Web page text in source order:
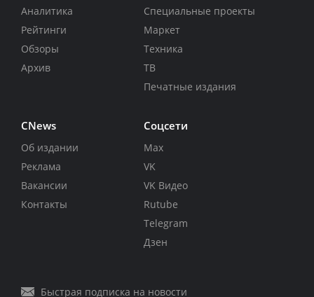
Аналитика
Рейтинги
Обзоры
Архив
Специальные проекты
Маркет
Техника
ТВ
Печатные издания
CNews
Об издании
Реклама
Вакансии
Контакты
Соцсети
Max
VK
VK Видео
Rutube
Telegram
Дзен
Быстрая подписка на новости